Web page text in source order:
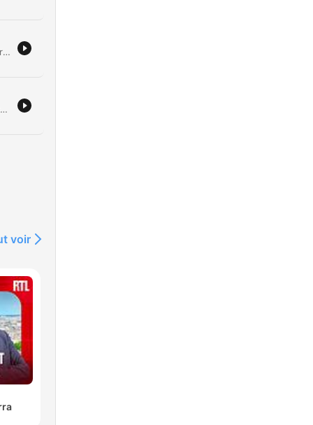
En este episodio de El Pirata y su banda en Rock FM, los locutores comentan la reciente creación de un canal de WhatsApp por parte del alcalde de Nueva York, Eric Adams, denominado El Chisme Oficial de Nueva York. El canal está dirigido específicamente a la comunidad hispanohablante para proporcionar información útil sobre la ciudad. La conversación explora con humor la connotación de la palabra chisme y cómo este canal busca informar sobre temas de interés público, contrastando la utilidad de la herramienta con la idea popular del cotilleo o salseo.
En este episodio, los locutores comentan de manera humorística y satírica una supuesta tendencia viral de verano denominada ballmuxing. La conversación explora la idea de personas que recurren a procedimientos para aumentar el tamaño de sus testículos, utilizando analogías cómicas sobre el crecimiento desmedido y las consecuencias físicas de esta práctica.
voir